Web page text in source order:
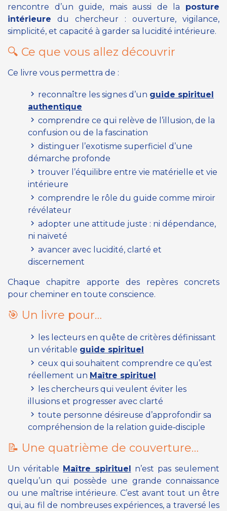
rencontre d’un guide, mais aussi de la posture
intérieure du chercheur : ouverture, vigilance,
simplicité, et capacité à garder sa lucidité intérieure.
🔍 Ce que vous allez découvrir
Ce livre vous permettra de :
reconnaître les signes d’un guide spirituel
authentique
comprendre ce qui relève de l’illusion, de la
confusion ou de la fascination
distinguer l’exotisme superficiel d’une
démarche profonde
trouver l’équilibre entre vie matérielle et vie
intérieure
comprendre le rôle du guide comme miroir
révélateur
adopter une attitude juste : ni dépendance,
ni naïveté
avancer avec lucidité, clarté et
discernement
Chaque chapitre apporte des repères concrets
pour cheminer en toute conscience.
🎯 Un livre pour…
les lecteurs en quête de critères définissant
un véritable guide spirituel
ceux qui souhaitent comprendre ce qu’est
réellement un Maître spirituel
les chercheurs qui veulent éviter les
illusions et progresser avec clarté
toute personne désireuse d’approfondir sa
compréhension de la relation guide‑disciple
📝 Une quatrième de couverture…
Un véritable Maître spirituel n’est pas seulement
quelqu’un qui possède une grande connaissance
ou une maîtrise intérieure. C’est avant tout un être
qui, au fil de nombreuses expériences, a traversé les